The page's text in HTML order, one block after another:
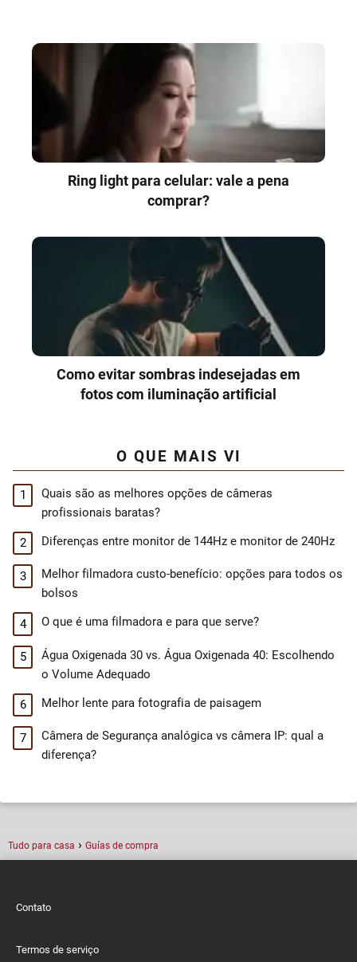
Ring light para celular: vale a pena
comprar?
Como evitar sombras indesejadas em
fotos com iluminação artificial
O QUE MAIS VI
Quais são as melhores opções de câmeras
profissionais baratas?
Diferenças entre monitor de 144Hz e monitor de 240Hz
Melhor filmadora custo-benefício: opções para todos os
bolsos
O que é uma filmadora e para que serve?
Água Oxigenada 30 vs. Água Oxigenada 40: Escolhendo
o Volume Adequado
Melhor lente para fotografia de paisagem
Câmera de Segurança analógica vs câmera IP: qual a
diferença?
Tudo para casa Guías de compra
Contato
Termos de serviço